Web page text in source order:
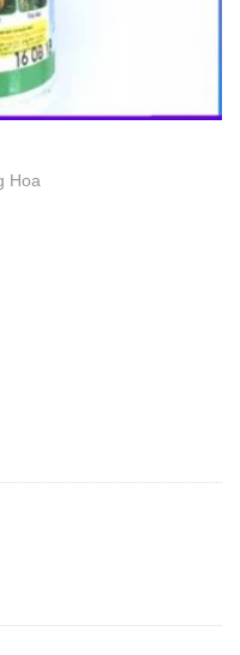
Hoa